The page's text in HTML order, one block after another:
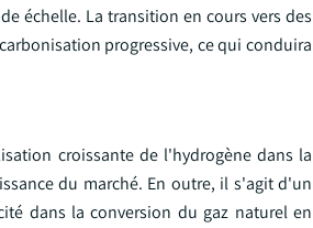
échelle. La transition en cours vers des
progressive, ce qui conduira
croissante de l'hydrogène dans la
du marché. En outre, il s'agit d'un
dans la conversion du gaz naturel en